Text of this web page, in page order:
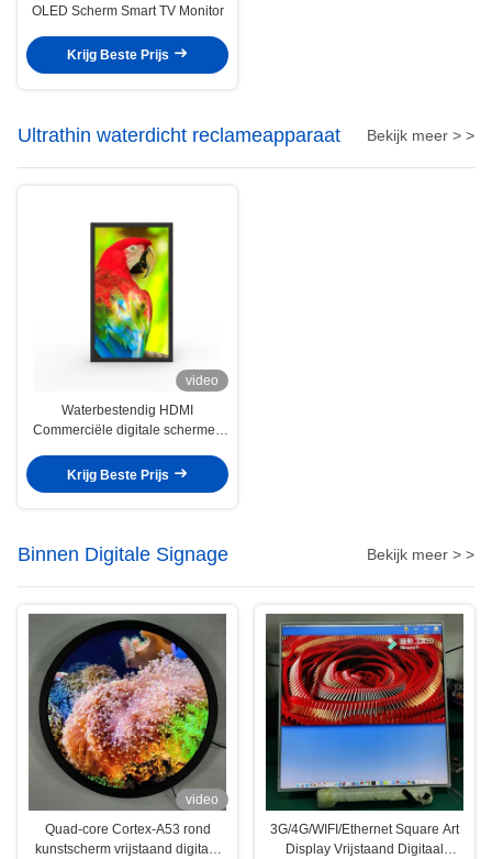
OLED Scherm Smart TV Monitor
Krijg Beste Prijs
Ultrathin waterdicht reclameapparaat Bekijk meer > >
video
Waterbestendig HDMI
Commerciële digitale schermen
Krijg Beste Prijs
Binnen Digitale Signage Bekijk meer > >
video
Quad-core Cortex-A53 rond
kunstscherm vrijstaand digitaal
3G/4G/WIFI/Ethernet Square Art
Display Vrijstaand Digitaal